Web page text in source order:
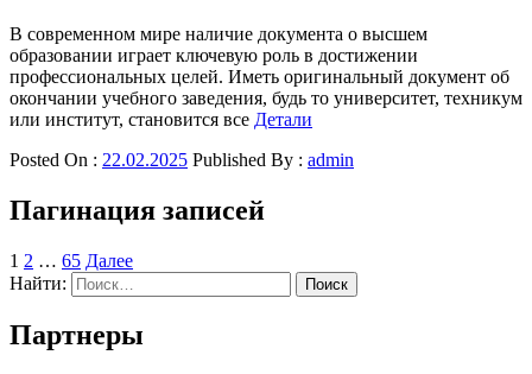
В современном мире наличие документа о высшем
образовании играет ключевую роль в достижении
профессиональных целей. Иметь оригинальный документ об
окончании учебного заведения, будь то университет, техникум
или институт, становится все Детали
Posted On : 22.02.2025 Published By : admin
Пагинация записей
1 2 … 65 Далее
Найти:
Партнеры